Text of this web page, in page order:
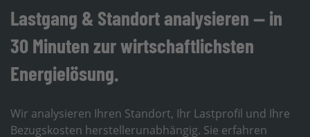
Lastgang & Standort analysieren — in
30 Minuten zur wirtschaftlichsten
Energielösung.
Wir analysieren Ihren Standort, Ihr Lastprofil und Ihre
Bezugskosten herstellerunabhängig. Sie erfahren